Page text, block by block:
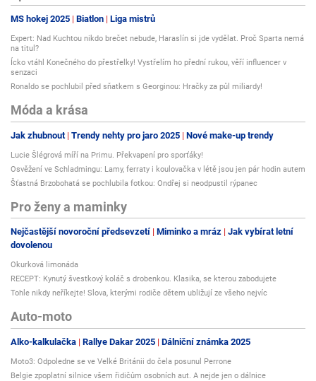
MS hokej 2025 Biatlon Liga mistrů
Expert: Nad Kuchtou nikdo brečet nebude, Haraslín si jde vydělat. Proč Sparta nemá
na titul?
Ícko vtáhl Konečného do přestřelky! Vystřelím ho přední rukou, věří influencer v
senzaci
Ronaldo se pochlubil před sňatkem s Georginou: Hračky za půl miliardy!
Móda a krása
Jak zhubnout Trendy nehty pro jaro 2025 Nové make-up trendy
Lucie Šlégrová míří na Primu. Překvapení pro sporťáky!
Osvěžení ve Schladmingu: Lamy, ferraty i koulovačka v létě jsou jen pár hodin autem
Šťastná Brzobohatá se pochlubila fotkou: Ondřej si neodpustil rýpanec
Pro ženy a maminky
Nejčastější novoroční předsevzetí Miminko a mráz Jak vybírat letní
dovolenou
Okurková limonáda
RECEPT: Kynutý švestkový koláč s drobenkou. Klasika, se kterou zabodujete
Tohle nikdy neříkejte! Slova, kterými rodiče dětem ubližují ze všeho nejvíc
Auto-moto
Alko-kalkulačka Rallye Dakar 2025 Dálniční známka 2025
Moto3: Odpoledne se ve Velké Británii do čela posunul Perrone
Belgie zpoplatní silnice všem řidičům osobních aut. A nejde jen o dálnice